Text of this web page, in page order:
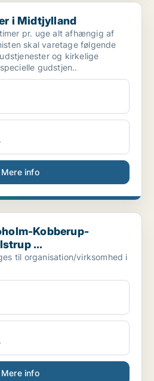
i Midtjylland
pr. uge alt afhængig af
skal varetage følgende
og kirkelige
gudstjen..
Mere info
Sparkær-Gammelstrup ...
Kobberup-
...
til organisation/virksomhed i
Mere info